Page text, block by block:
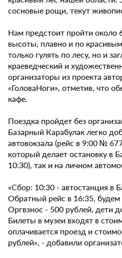
сосновые рощи, текут
Нам предстоит пройти около
высоты, плавно и по
только гулять по лесу, но и
краеведческий и
организаторы из проекта
«ГоловаНоги», отметив, что
кафе.
Поездка пройдет без
Базарный Карабулак легко
автовокзала (рейс в 9:00 №
который делает остановку в
10:30), так и на личном
«Сбор: 10:30 - автостанция в
Обратный рейс в 16:35, будем
Оргвзнос - 500 рублей, дети
Билеты в музеи входят в
оплачивается проезд и
рублей», - добавили